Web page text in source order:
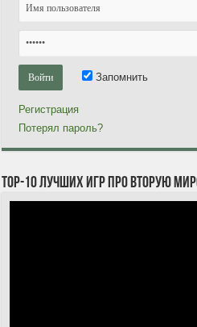
Запомнить
Регистрация
Потерял пароль?
TOP-10 лучших игр про Вторую